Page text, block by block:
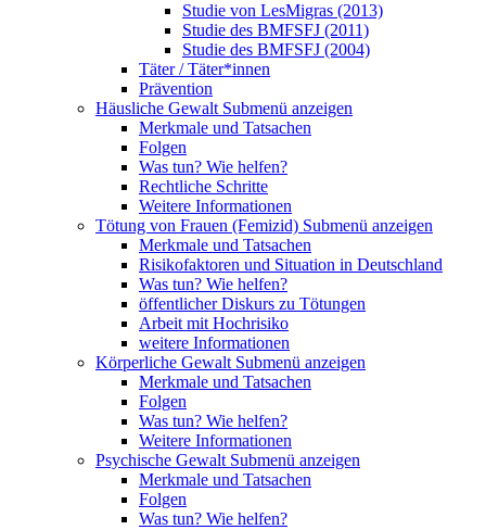
Studie von LesMigras (2013)
Studie des BMFSFJ (2011)
Studie des BMFSFJ (2004)
Täter / Täter*innen
Prävention
Häusliche Gewalt Submenü anzeigen
Merkmale und Tatsachen
Folgen
Was tun? Wie helfen?
Rechtliche Schritte
Weitere Informationen
Tötung von Frauen (Femizid) Submenü anzeigen
Merkmale und Tatsachen
Risikofaktoren und Situation in Deutschland
Was tun? Wie helfen?
öffentlicher Diskurs zu Tötungen
Arbeit mit Hochrisiko
weitere Informationen
Körperliche Gewalt Submenü anzeigen
Merkmale und Tatsachen
Folgen
Was tun? Wie helfen?
Weitere Informationen
Psychische Gewalt Submenü anzeigen
Merkmale und Tatsachen
Folgen
Was tun? Wie helfen?